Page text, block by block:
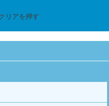
リアを押す